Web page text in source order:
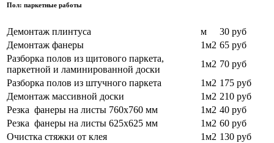
Пол: паркетные работы
Демонтаж плинтуса м
30 руб
Демонтаж фанеры
1м2 65 руб
Разборка полов из щитового паркета,
паркетной и ламинированной доски
1м2 70 руб
Разборка полов из штучного паркета
1м2 175 руб
Демонтаж массивной доски
1м2 210 руб
Резка фанеры на листы 760х760 мм
1м2 40 руб
Резка фанеры на листы 625х625 мм
1м2 60 руб
Очистка стяжки от клея
1м2 130 руб